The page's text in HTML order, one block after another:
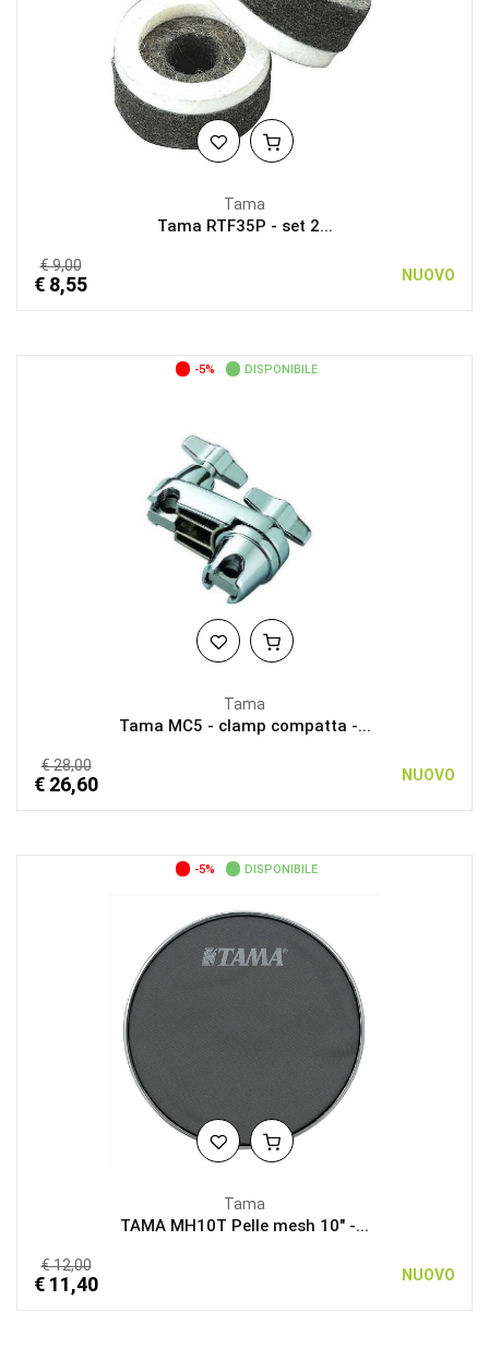
Tama
Tama RTF35P - set 2...
€ 9,00
€ 8,55 NUOVO
-5% DISPONIBILE
Tama
Tama MC5 - clamp compatta -...
€ 28,00
€ 26,60 NUOVO
-5% DISPONIBILE
Tama
TAMA MH10T Pelle mesh 10" -...
€ 12,00
€ 11,40 NUOVO